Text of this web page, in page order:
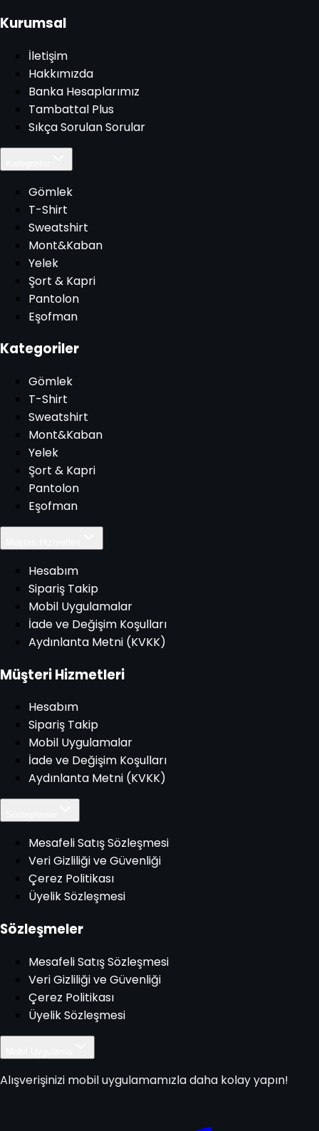
Kurumsal
İletişim
Hakkımızda
Banka Hesaplarımız
Tambattal Plus
Sıkça Sorulan Sorular
Gömlek
T-Shirt
Sweatshirt
Mont&Kaban
Yelek
Şort & Kapri
Pantolon
Eşofman
Kategoriler
Gömlek
T-Shirt
Sweatshirt
Mont&Kaban
Yelek
Şort & Kapri
Pantolon
Eşofman
Hesabım
Sipariş Takip
Mobil Uygulamalar
İade ve Değişim Koşulları
Aydınlanta Metni (KVKK)
Müşteri Hizmetleri
Hesabım
Sipariş Takip
Mobil Uygulamalar
İade ve Değişim Koşulları
Aydınlanta Metni (KVKK)
Mesafeli Satış Sözleşmesi
Veri Gizliliği ve Güvenliği
Çerez Politikası
Üyelik Sözleşmesi
Sözleşmeler
Mesafeli Satış Sözleşmesi
Veri Gizliliği ve Güvenliği
Çerez Politikası
Üyelik Sözleşmesi
Alışverişinizi mobil uygulamamızla daha kolay yapın!